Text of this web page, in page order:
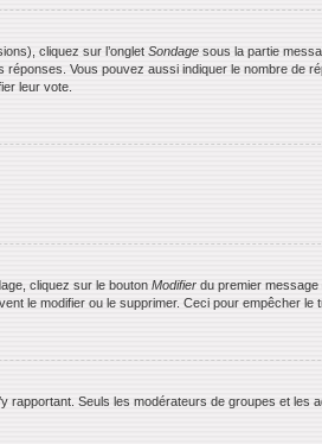
cliquez sur l’onglet Sondage sous la partie
Vous pouvez aussi indiquer le nombre de
leur vote.
cliquez sur le bouton Modifier du premier message
le modifier ou le supprimer. Ceci pour empêcher
Seuls les modérateurs de groupes et